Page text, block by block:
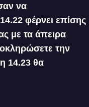
να
φέρνει επίσης
με τα άπειρα
την
14.23 θα